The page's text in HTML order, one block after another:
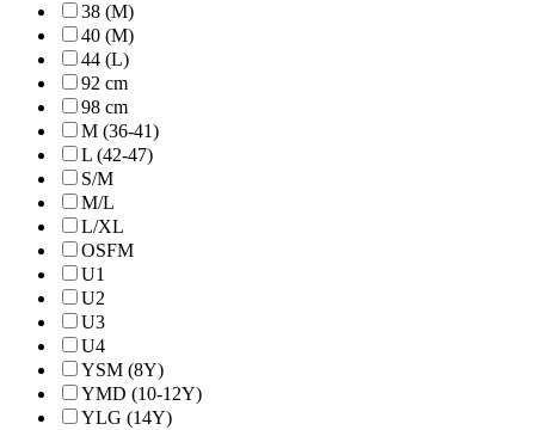
38 (M)
40 (M)
44 (L)
92 cm
98 cm
M (36-41)
L (42-47)
S/M
M/L
L/XL
OSFM
U1
U2
U3
U4
YSM (8Y)
YMD (10-12Y)
YLG (14Y)